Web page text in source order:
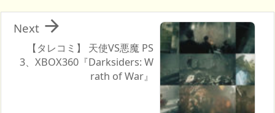
【タレコミ】 天使VS悪魔 PS
3、XBOX360『Darksiders: W
rath of War』

Next